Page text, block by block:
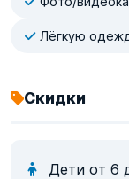
Лёгкую
Скидки
Дети от 6